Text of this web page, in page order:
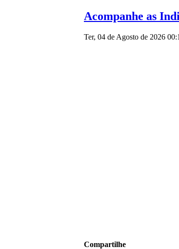
Acompanhe as
Ter, 04 de Agosto de 2026
Compartilhe